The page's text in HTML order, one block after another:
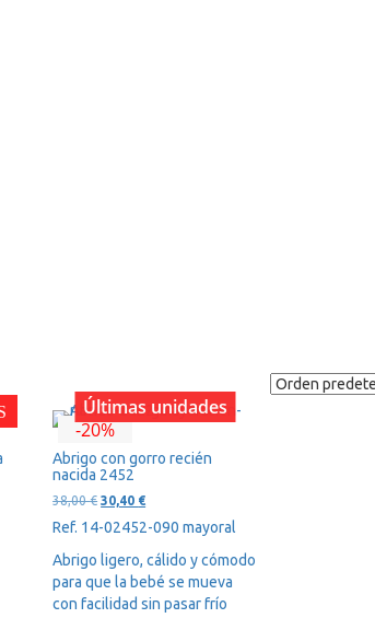
-20%
Últimas unidades
Abrigo con gorro recién
nacida 2452
38,00€ El
original
era:
38,00 €.
30,40 €El
actual
es:
30,40 €.
Ref. 14-02452-090 mayoral
Abrigo ligero, cálido y cómodo
para que la bebé se mueva
con facilidad sin pasar frío